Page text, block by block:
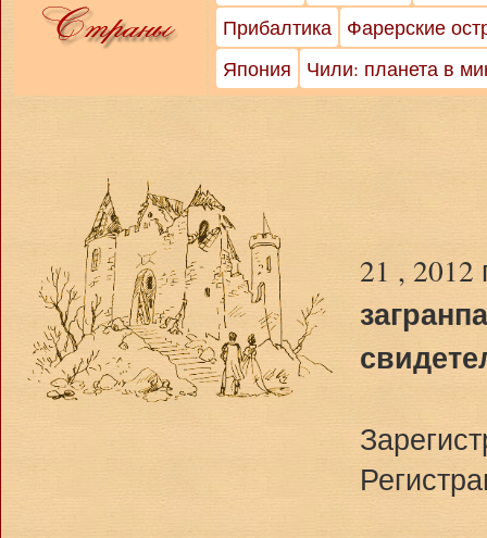
Прибалтика
Фарерские
Япония
Чили: планета в
21 ,